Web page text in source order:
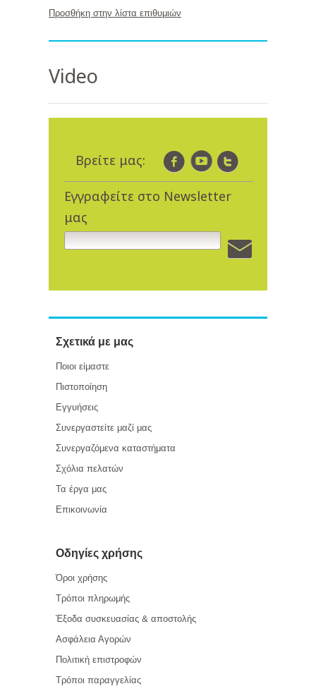
Προσθήκη στην λίστα επιθυμιών
Video
Βρείτε μας:
Εγγραφείτε στο Newsletter
μας
Σχετικά με μας
Ποιοι είμαστε
Πιστοποίηση
Εγγυήσεις
Συνεργαστείτε μαζί μας
Συνεργαζόμενα καταστήματα
Σχόλια πελατών
Τα έργα μας
Επικοινωνία
Οδηγίες χρήσης
Όροι χρήσης
Τρόποι πληρωμής
Έξοδα συσκευασίας & αποστολής
Ασφάλεια Αγορών
Πολιτική επιστροφών
Τρόποι παραγγελίας